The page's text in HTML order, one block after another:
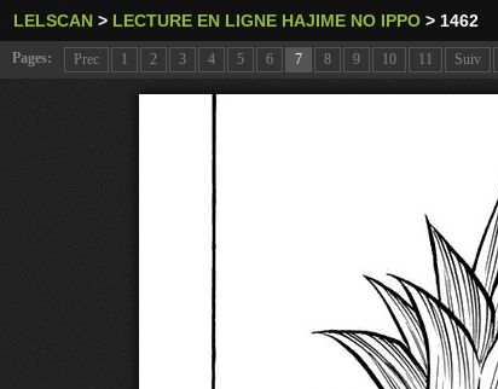
LELSCAN > LECTURE EN LIGNE HAJIME NO IPPO > 1462
Pages: Prec 1 2 3 4 5 6 7 8 9 10 11 Suiv